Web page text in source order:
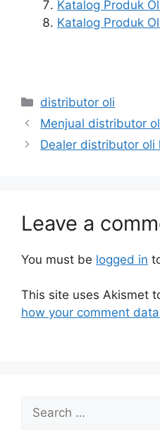
Katalog Produk
Katalog Produk
distributor oli
Menjual distributor
Dealer distributor oli
Leave a
You must be logged in
This site uses Akismet
how your comment